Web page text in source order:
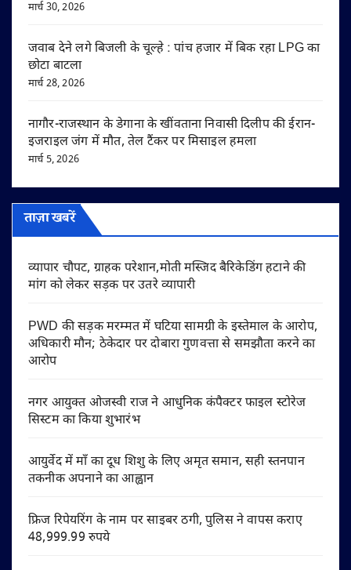
मार्च 30, 2026
जवाब देने लगे बिजली के चूल्हे : पांच हजार में बिक रहा LPG का
छोटा बाटला
मार्च 28, 2026
नागौर-राजस्थान के डेगाना के खींवताना निवासी दिलीप की ईरान-
इजराइल जंग में मौत, तेल टैंकर पर मिसाइल हमला
मार्च 5, 2026
ताज़ा खबरें
व्यापार चौपट, ग्राहक परेशान,मोती मस्जिद बैरिकेडिंग हटाने की
मांग को लेकर सड़क पर उतरे व्यापारी
PWD की सड़क मरम्मत में घटिया सामग्री के इस्तेमाल के आरोप,
अधिकारी मौन; ठेकेदार पर दोबारा गुणवत्ता से समझौता करने का
आरोप
नगर आयुक्त ओजस्वी राज ने आधुनिक कंपैक्टर फाइल स्टोरेज
सिस्टम का किया शुभारंभ
आयुर्वेद में माँ का दूध शिशु के लिए अमृत समान, सही स्तनपान
तकनीक अपनाने का आह्वान
फ्रिज रिपेयरिंग के नाम पर साइबर ठगी, पुलिस ने वापस कराए
48,999.99 रुपये